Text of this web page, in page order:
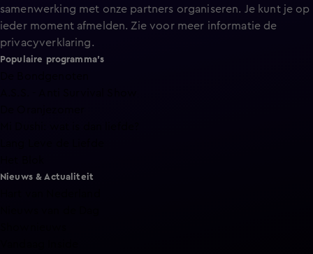
samenwerking met onze partners organiseren. Je kunt je op
ieder moment afmelden. Zie voor meer informatie de
privacyverklaring.
Populaire programma's
Nieuws & Actualiteit